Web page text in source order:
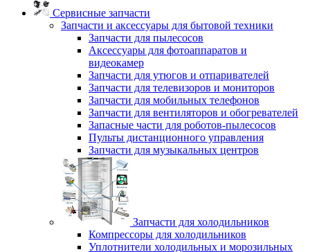
Сервисные запчасти
Запчасти и аксессуары для бытовой техники
Запчасти для пылесосов
Аксессуары для фотоаппаратов и
видеокамер
Запчасти для утюгов и отпаривателей
Запчасти для телевизоров и мониторов
Запчасти для мобильных телефонов
Запчасти для вентиляторов и обогревателей
Запасные части для роботов-пылесосов
Пульты дистанционного управления
Запчасти для музыкальных центров
Запчасти для холодильников
Компрессоры для холодильников
Уплотнители холодильных и морозильных